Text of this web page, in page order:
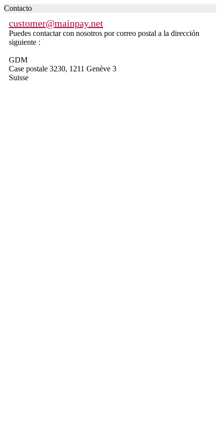
Contacto
customer@mainpay.net
Puedes contactar con nosotros por correo postal a la dirección
siguiente :
GDM
Case postale 3230, 1211 Genève 3
Suisse